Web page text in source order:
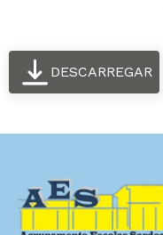
DESCARREGAR